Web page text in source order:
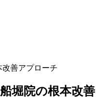
改善アプローチ
堀院の根本改